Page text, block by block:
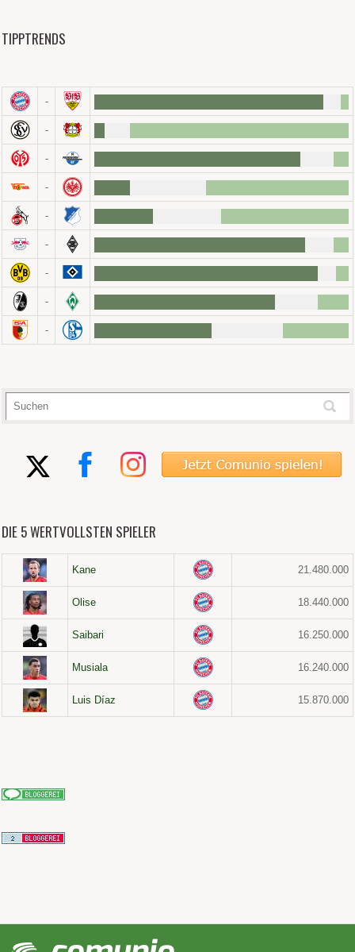
TIPPTRENDS
-
-
-
-
-
-
-
-
-
DIE 5 WERTVOLLSTEN SPIELER
Kane 21.480.000
Olise 18.440.000
Saibari 16.250.000
Musiala 16.240.000
Luis Díaz 15.870.000